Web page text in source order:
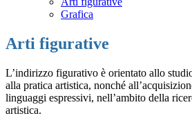
Grafica
Arti figurative
L’indirizzo figurativo è orientato allo
alla pratica artistica, nonché
linguaggi espressivi, nell’ambito della
artistica.